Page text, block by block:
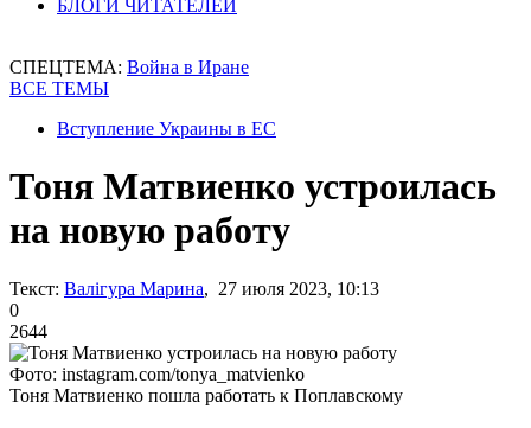
БЛОГИ ЧИТАТЕЛЕЙ
СПЕЦТЕМА: Война в Иране
ВСЕ ТЕМЫ
Вступление Украины в ЕС
Тоня Матвиенко устроилась
на новую работу
Текст: Валігура Марина, 27 июля 2023, 10:13
0
2644
Фото: instagram.com/tonya_matvienko
Тоня Матвиенко пошла работать к Поплавскому